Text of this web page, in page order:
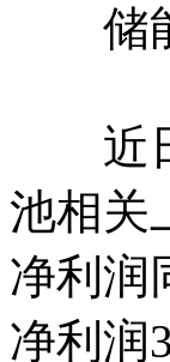
储能
近日
池相关
净利润
净利润